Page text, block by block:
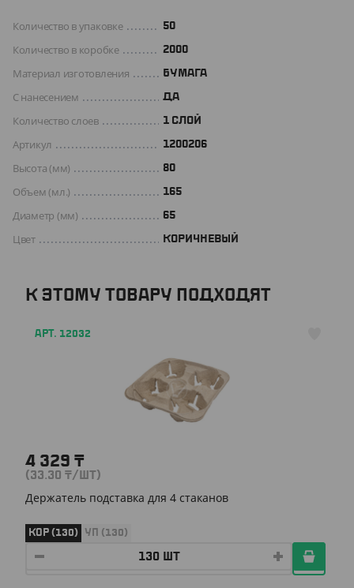
Количество в упаковке 50
Количество в коробке 2000
Материал изготовления БУМАГА
С нанесением Да
Количество слоев 1 СЛОЙ
Артикул 1200206
Высота (мм) 80
Объем (мл.) 165
Диаметр (мм) 65
Цвет КОРИЧНЕВЫЙ
К ЭТОМУ ТОВАРУ ПОДХОДЯТ
АРТ. 12032
4 329 ₸
(33.30 ₸/ШТ)
Держатель подставка для 4 стаканов
КОР (130) УП (130)